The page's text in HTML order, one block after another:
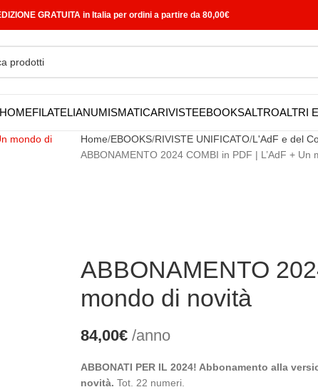
GRATUITA in Italia per ordini a partire da 80,00€
HOMEFILATELIANUMISMATICARIVISTEEBOOKSALTROALTRI
Home EBOOKS RIVISTE UNIFICATO L'AdF e del
ABBONAMENTO 2024 COMBI in PDF | L’AdF + Un
ABBONAMENTO
mondo di novità
84,00€ /anno
ABBONATI PER IL 2024! Abbonamento alla
novità. Tot. 22 numeri.